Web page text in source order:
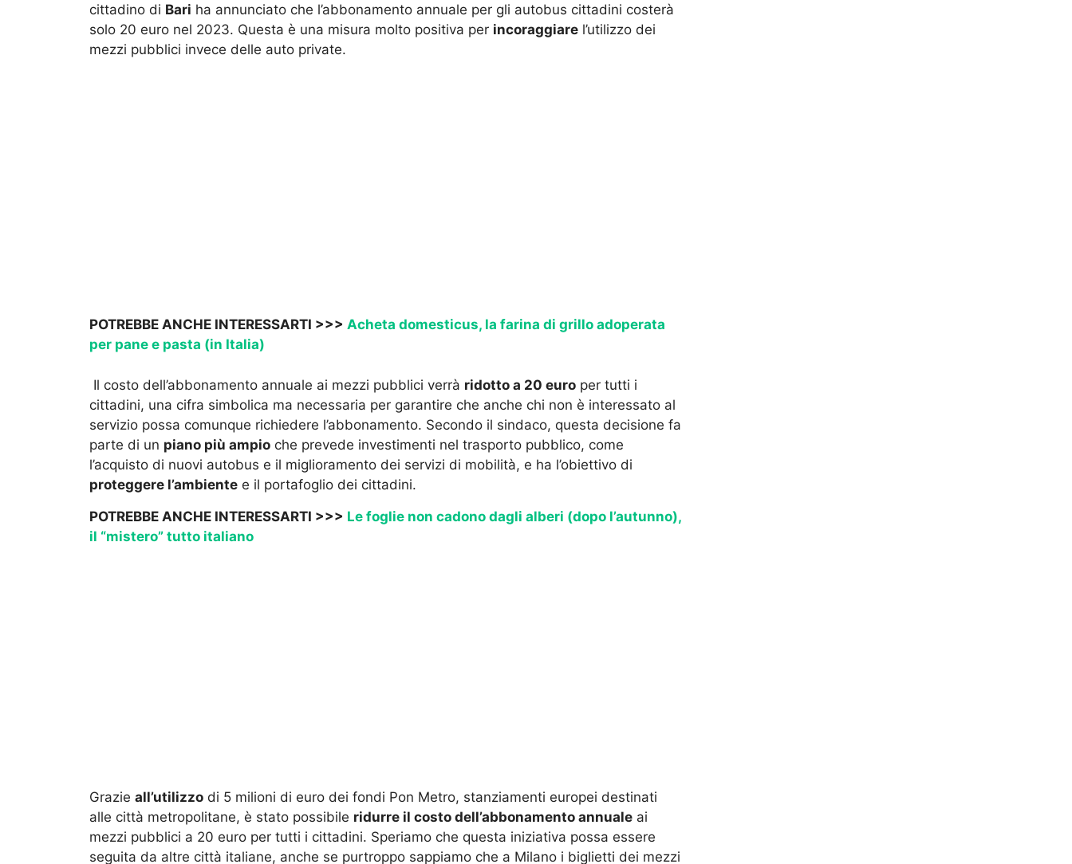
cittadino di Bari ha annunciato che l’abbonamento annuale per gli autobus cittadini costerà
solo 20 euro nel 2023. Questa è una misura molto positiva per incoraggiare l’utilizzo dei
mezzi pubblici invece delle auto private.
POTREBBE ANCHE INTERESSARTI >>> Acheta domesticus, la farina di grillo adoperata
per pane e pasta (in Italia)
Il costo dell’abbonamento annuale ai mezzi pubblici verrà ridotto a 20 euro per tutti i
cittadini, una cifra simbolica ma necessaria per garantire che anche chi non è interessato al
servizio possa comunque richiedere l’abbonamento. Secondo il sindaco, questa decisione fa
parte di un piano più ampio che prevede investimenti nel trasporto pubblico, come
l’acquisto di nuovi autobus e il miglioramento dei servizi di mobilità, e ha l’obiettivo di
proteggere l’ambiente e il portafoglio dei cittadini.
POTREBBE ANCHE INTERESSARTI >>> Le foglie non cadono dagli alberi (dopo l’autunno),
il “mistero” tutto italiano
Grazie all’utilizzo di 5 milioni di euro dei fondi Pon Metro, stanziamenti europei destinati
alle città metropolitane, è stato possibile ridurre il costo dell’abbonamento annuale ai
mezzi pubblici a 20 euro per tutti i cittadini. Speriamo che questa iniziativa possa essere
seguita da altre città italiane, anche se purtroppo sappiamo che a Milano i biglietti dei mezzi